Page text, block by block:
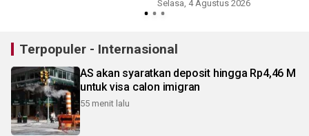
Selasa, 4 Agustus 2026
Terpopuler - Internasional
AS akan syaratkan deposit hingga Rp4,46 M
untuk visa calon imigran
55 menit lalu